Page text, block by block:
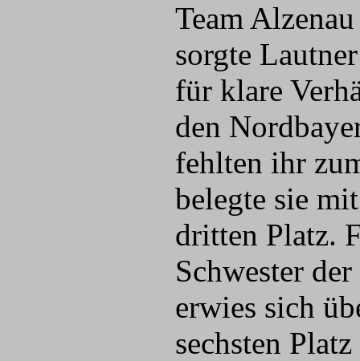
Team
sorgte
für klare
den
fehlten ihr
belegte sie
dritten Platz.
Schwester
erwies sich
sechsten